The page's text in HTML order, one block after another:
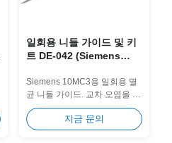
일회용 니들 가이드 및 키
트 DE-042 (Siemens
Siemens 10MC3용 일회용 멸
균 니들 가이드. 교차 오염을 제
거하도록 설계되었습니다.
지금 문의